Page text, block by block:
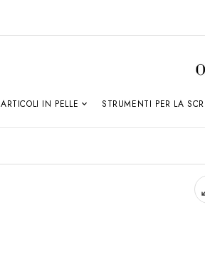
ARTICOLI IN PELLE STRUMENTI PER LA